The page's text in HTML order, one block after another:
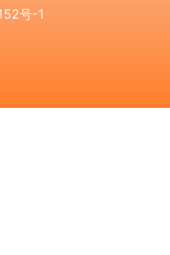
号-1